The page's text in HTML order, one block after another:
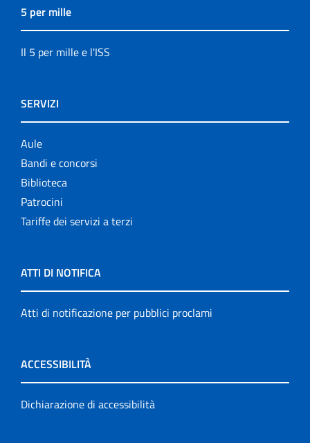
5 per mille
Il 5 per mille e l'ISS
SERVIZI
Aule
Bandi e concorsi
Biblioteca
Patrocini
Tariffe dei servizi a terzi
ATTI DI NOTIFICA
Atti di notificazione per pubblici proclami
ACCESSIBILITÀ
Dichiarazione di accessibilità